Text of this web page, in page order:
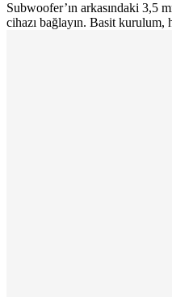
Subwoofer’ın arkasındaki 3,5
cihazı bağlayın. Basit kurulum,